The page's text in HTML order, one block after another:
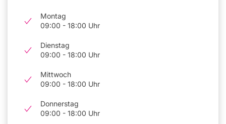
Montag
09:00 - 18:00 Uhr
Dienstag
09:00 - 18:00 Uhr
Mittwoch
09:00 - 18:00 Uhr
Donnerstag
09:00 - 18:00 Uhr